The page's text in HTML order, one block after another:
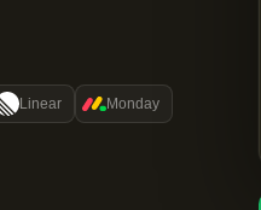
Linear Monday